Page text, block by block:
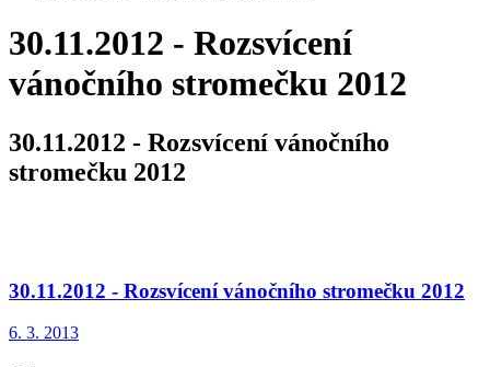
30.11.2012 - Rozsvícení
vánočního stromečku 2012
30.11.2012 - Rozsvícení vánočního
stromečku 2012
30.11.2012 - Rozsvícení vánočního stromečku 2012
6. 3. 2013